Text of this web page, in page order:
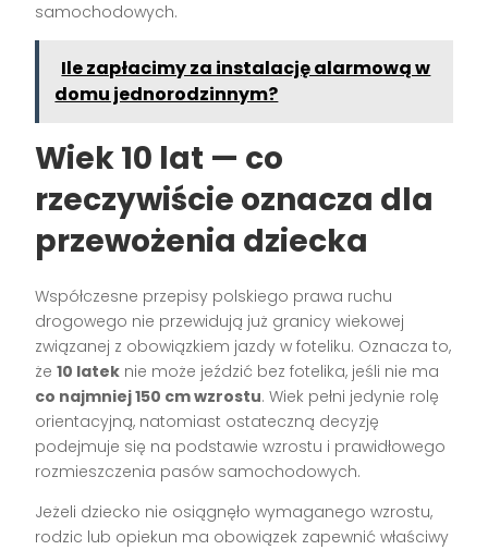
samochodowych.
Ile zapłacimy za instalację alarmową w
domu jednorodzinnym?
Wiek 10 lat — co
rzeczywiście oznacza dla
przewożenia dziecka
Współczesne przepisy polskiego prawa ruchu
drogowego nie przewidują już granicy wiekowej
związanej z obowiązkiem jazdy w foteliku. Oznacza to,
że10 latek nie może jeździć bez fotelika, jeśli nie ma
co najmniej 150 cm wzrostu. Wiek pełni jedynie rolę
orientacyjną, natomiast ostateczną decyzję
podejmuje się na podstawie wzrostu i prawidłowego
rozmieszczenia pasów samochodowych.
Jeżeli dziecko nie osiągnęło wymaganego wzrostu,
rodzic lub opiekun ma obowiązek zapewnić właściwy